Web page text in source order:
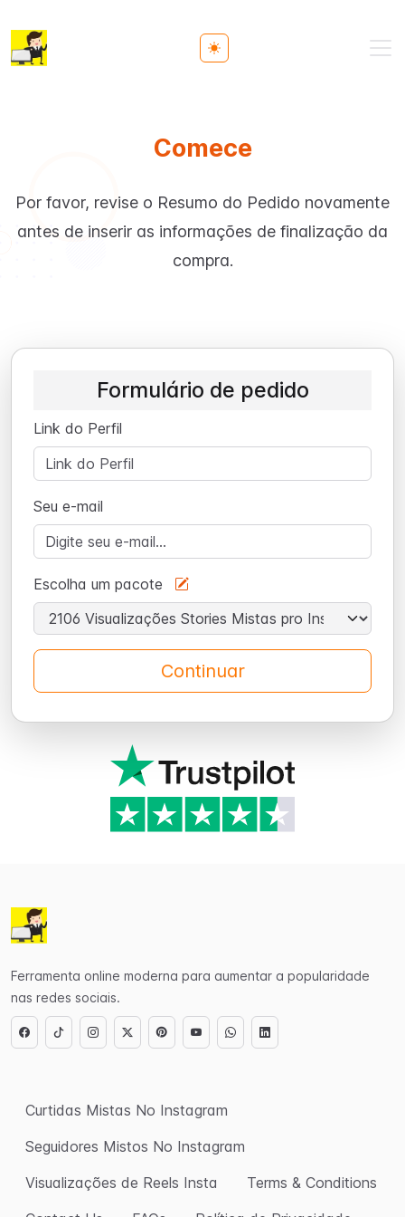
Toggle theme
Comece
Por favor, revise o Resumo do Pedido novamente
antes de inserir as informações de finalização da
compra.
Formulário de pedido
Link do Perfil
Seu e-mail
Escolha um pacote
Continuar
Ferramenta online moderna para aumentar a popularidade
nas redes sociais.
Curtidas Mistas No Instagram
Seguidores Mistos No Instagram
Visualizações de Reels Insta
Terms & Conditions